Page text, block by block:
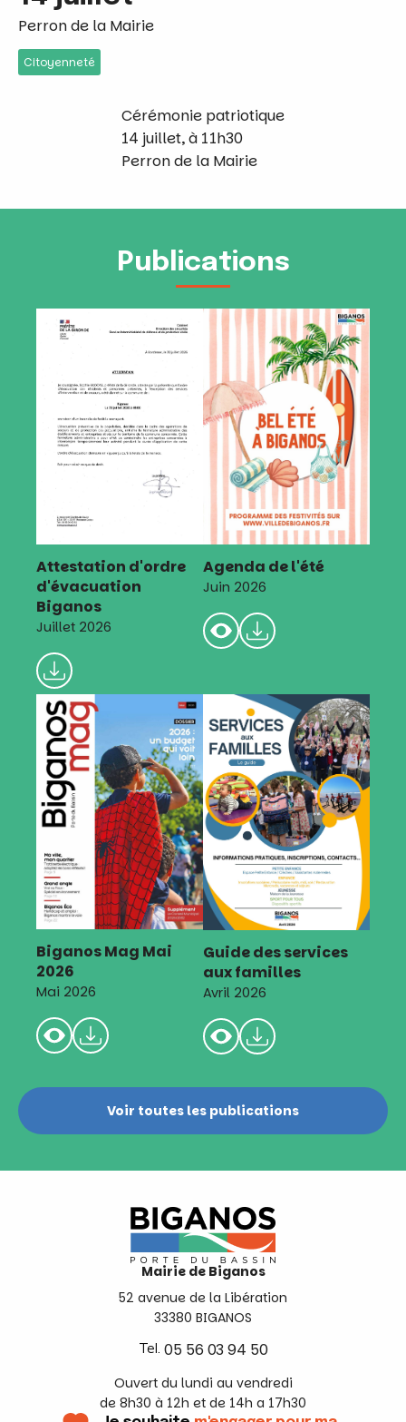
Perron de la Mairie
Citoyenneté
Cérémonie patriotique
14 juillet, à 11h30
Perron de la Mairie
Publications
Attestation d'ordre
d'évacuation
Biganos
Juillet 2026
Agenda de l'été
Juin 2026
Biganos Mag Mai
2026
Mai 2026
Guide des services
aux familles
Avril 2026
Voir toutes les publications
Mairie de Biganos
52 avenue de la Libération
33380 BIGANOS
Tel. 05 56 03 94 50
Ouvert du lundi au vendredi
de 8h30 à 12h et de 14h a 17h30